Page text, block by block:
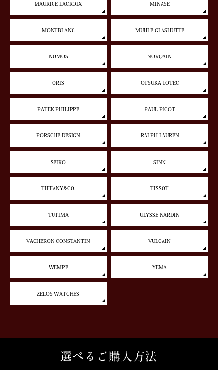
MAURICE LACROIX MINASE
MONTBLANC MUHLE GLASHUTTE
NOMOS NORQAIN
ORIS OTSUKA LOTEC
PATEK PHILIPPE PAUL PICOT
PORSCHE DESIGN RALPH LAUREN
SEIKO SINN
TIFFANY&CO. TISSOT
TUTIMA ULYSSE NARDIN
VACHERON CONSTANTIN VULCAIN
WEMPE YEMA
ZELOS WATCHES
選べるご購入方法